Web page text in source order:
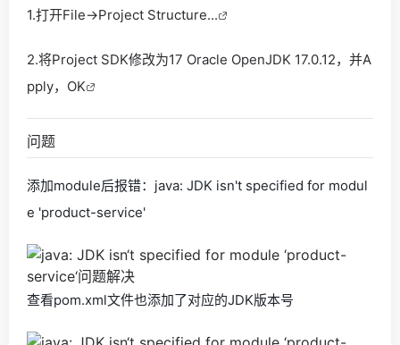
1.打开File->Project Structure...
2.将Project SDK修改为17 Oracle OpenJDK 17.0.12，并A
pply，OK
问题
添加module后报错：java: JDK isn't specified for modul
e 'product-service'
查看pom.xml文件也添加了对应的JDK版本号